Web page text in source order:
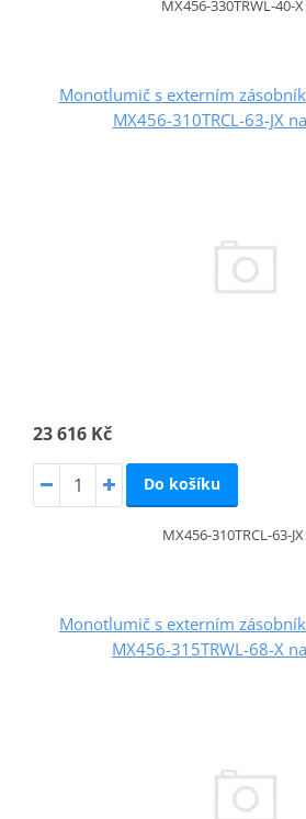
MX456-330TRWL-40-X
Monotlumič s externím
MX456-310TRCL-63-JX
23 616 Kč
Do košíku
MX456-310TRCL-63-JX
Monotlumič s externím
MX456-315TRWL-68-X